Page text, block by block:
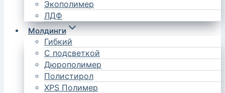
Экополимер
ЛДФ
Молдинги
Гибкий
С подсветкой
Дюрополимер
Полистирол
XPS Полимер